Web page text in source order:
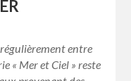
entre
« Mer et Ciel » reste